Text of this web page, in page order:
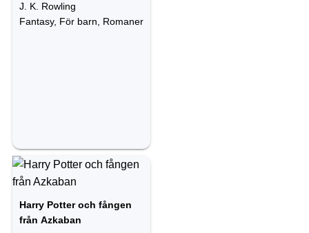
J. K. Rowling
Fantasy, För barn, Romaner
Harry Potter och fången
från Azkaban